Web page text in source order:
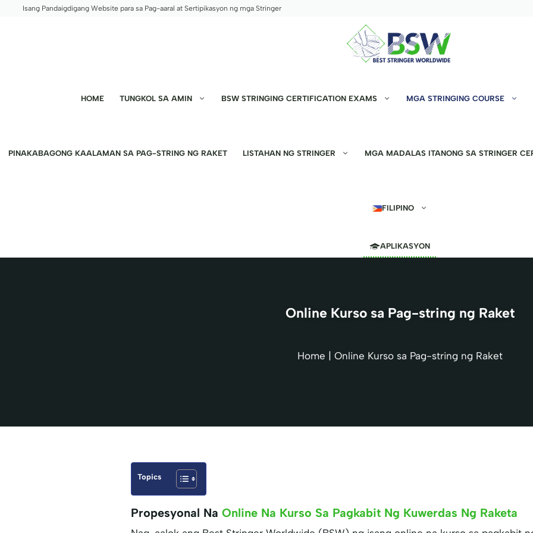
Isang Pandaigdigang Website para sa Pag-aaral at Sertipikasyon ng mga Stringer
HOME TUNGKOL SA AMIN BSW STRINGING CERTIFICATION EXAMS MGA STRINGING COURSE
PINAKABAGONG KAALAMAN SA PAG-STRING NG RAKET LISTAHAN NG STRINGER MGA MADALAS ITANONG SA STRINGER
FILIPINO
APLIKASYON
Online Kurso sa Pag-string ng Raket
Home Online Kurso sa Pag-string ng Raket
Topics
Propesyonal Na Online Na Kurso Sa Pagkabit Ng Kuwerdas Ng Raketa